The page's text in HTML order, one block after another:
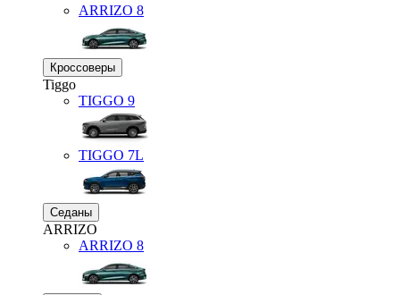
ARRIZO 8
Кроссоверы
Tiggo
TIGGO 9
TIGGO 7L
Седаны
ARRIZO
ARRIZO 8